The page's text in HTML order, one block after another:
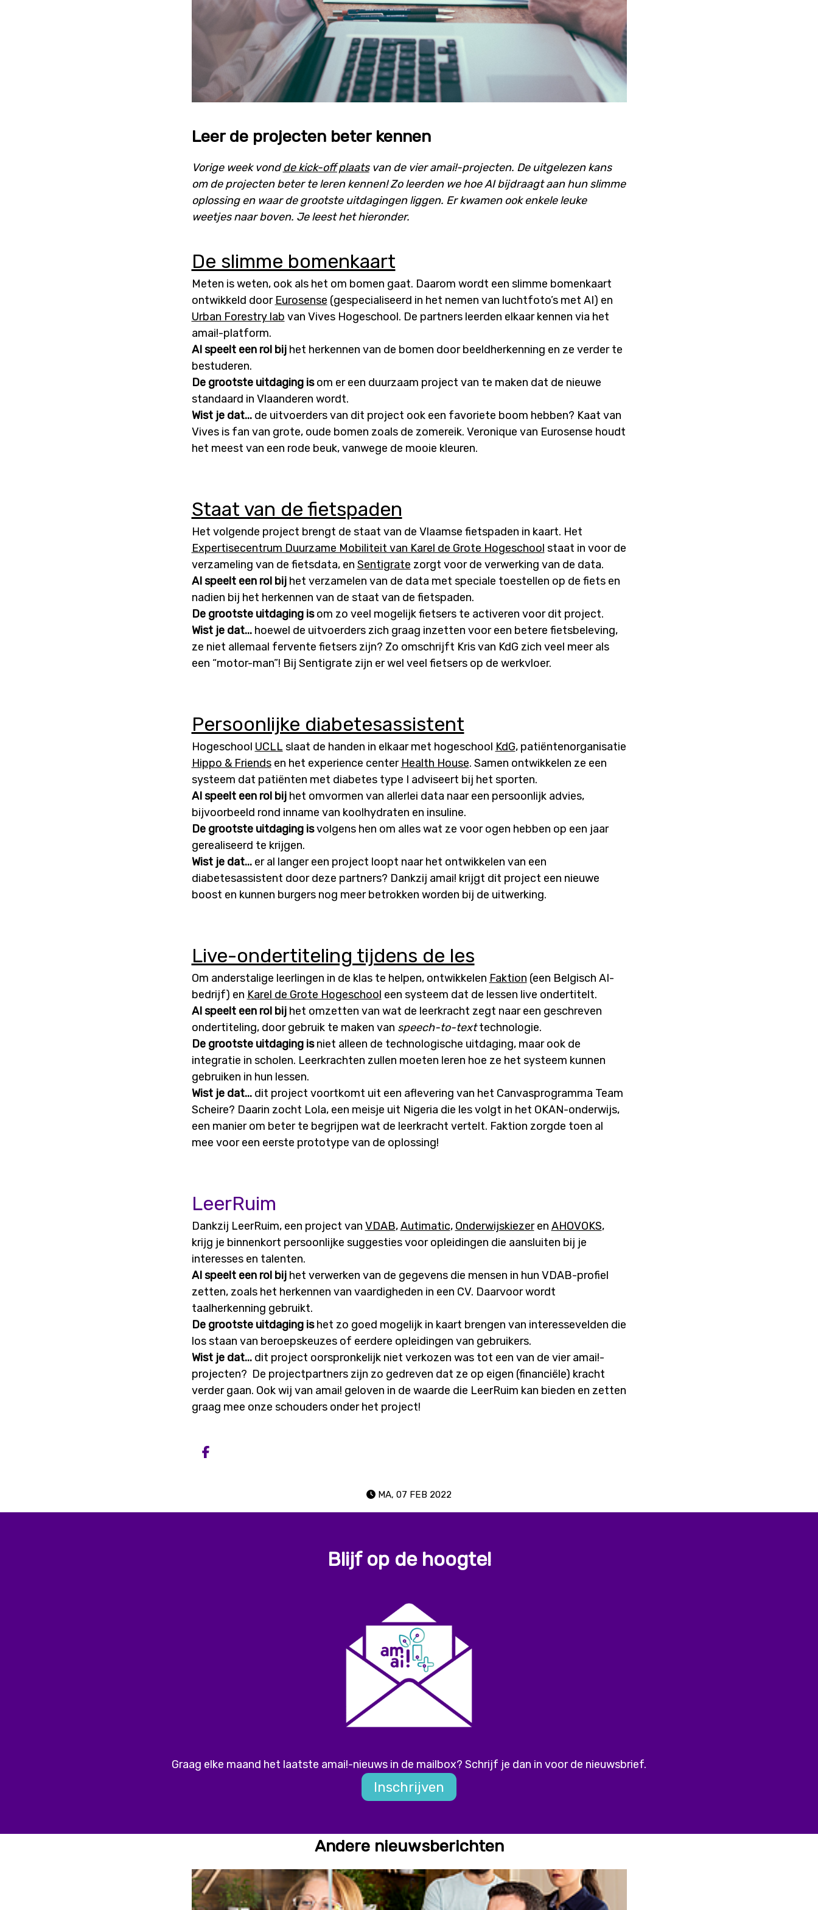
Leer de projecten beter kennen
Vorige week vondde kick-off plaatsvan de vier amai!-projecten. De uitgelezen kans
om de projecten beter te leren kennen! Zo leerden we hoe AI bijdraagt aan hun slimme
oplossing en waar de grootste uitdagingen liggen. Er kwamen ook enkele leuke
weetjes naar boven. Je leest het hieronder.
De slimme bomenkaart
Meten is weten, ook als het om bomen gaat. Daarom wordt een slimme bomenkaart
ontwikkeld door Eurosense (gespecialiseerd in het nemen van luchtfoto’s met AI) en
Urban Forestry lab van Vives Hogeschool. De partners leerden elkaar kennen via het
amai!-platform.
AI speelt een rol bijhet herkennen van de bomen door beeldherkenning en ze verder te
bestuderen.
De grootste uitdaging isom er een duurzaam project van te maken dat de nieuwe
standaard in Vlaanderen wordt.
Wist je dat...de uitvoerders van dit project ook een favoriete boom hebben? Kaat van
Vives is fan van grote, oude bomen zoals de zomereik. Veronique van Eurosense houdt
het meest van een rode beuk, vanwege de mooie kleuren.
Staat van de fietspaden
Het volgende project brengt de staat van de Vlaamse fietspaden in kaart. Het
Expertisecentrum Duurzame Mobiliteit van Karel de Grote Hogeschool staat in voor de
verzameling van de fietsdata, en Sentigrate zorgt voor de verwerking van de data.
AI speelt een rol bijhet verzamelen van de data met speciale toestellen op de fiets en
nadien bij het herkennen van de staat van de fietspaden.
De grootste uitdaging isom zo veel mogelijk fietsers te activeren voor dit project.
Wist je dat...hoewel de uitvoerders zich graag inzetten voor een betere fietsbeleving,
ze niet allemaal fervente fietsers zijn? Zo omschrijft Kris van KdG zich veel meer als
een “motor-man”! Bij Sentigrate zijn er wel veel fietsers op de werkvloer.
Persoonlijke diabetesassistent
Hogeschool UCLL slaat de handen in elkaar met hogeschool KdG, patiëntenorganisatie
Hippo & Friendsen het experience center Health House. Samen ontwikkelen ze een
systeem dat patiënten met diabetes type I adviseert bij het sporten.
AI speelt een rol bijhet omvormen van allerlei data naar een persoonlijk advies,
bijvoorbeeld rond inname van koolhydraten en insuline.
De grootste uitdaging isvolgens hen om alles wat ze voor ogen hebben op een jaar
gerealiseerd te krijgen.
Wist je dat...er al langer een project loopt naar het ontwikkelen van een
diabetesassistent door deze partners? Dankzij amai! krijgt dit project een nieuwe
boost en kunnen burgers nog meer betrokken worden bij de uitwerking.
Live-ondertiteling tijdens de les
Om anderstalige leerlingen in de klas te helpen, ontwikkelen Faktion (een Belgisch AI-
bedrijf) en Karel de Grote Hogeschool een systeem dat de lessen live ondertitelt.
AI speelt een rol bijhet omzetten van wat de leerkracht zegt naar een geschreven
ondertiteling, door gebruik te maken van speech-to-texttechnologie.
De grootste uitdaging isniet alleen de technologische uitdaging, maar ook de
integratie in scholen. Leerkrachten zullen moeten leren hoe ze het systeem kunnen
gebruiken in hun lessen.
Wist je dat...dit project voortkomt uit een aflevering van het Canvasprogramma Team
Scheire? Daarin zocht Lola, een meisje uit Nigeria die les volgt in het OKAN-onderwijs,
een manier om beter te begrijpen wat de leerkracht vertelt. Faktion zorgde toen al
mee voor een eerste prototype van de oplossing!
LeerRuim
Dankzij LeerRuim, een project van VDAB,Autimatic, Onderwijskiezeren AHOVOKS,
krijg je binnenkort persoonlijke suggesties voor opleidingen die aansluiten bij je
interesses en talenten.
AI speelt een rol bijhet verwerken van de gegevens die mensen in hun VDAB-profiel
zetten, zoals het herkennen van vaardigheden in een CV. Daarvoor wordt
taalherkenning gebruikt.
De grootste uitdaging ishet zo goed mogelijk in kaart brengen van interessevelden die
los staan van beroepskeuzes of eerdere opleidingen van gebruikers.
Wist je dat...dit project oorspronkelijk niet verkozen was tot een van de vier amai!-
projecten? De projectpartners zijn zo gedreven dat ze op eigen (financiële) kracht
verder gaan. Ook wij van amai! geloven in de waarde die LeerRuim kan bieden en zetten
graag mee onze schouders onder het project!
Deel op facebook
MA, 07 FEB 2022
Blijf op de hoogte!
Graag elke maand het laatste amai!-nieuws in de mailbox? Schrijf je dan in voor de nieuwsbrief.
Inschrijven
Andere nieuwsberichten